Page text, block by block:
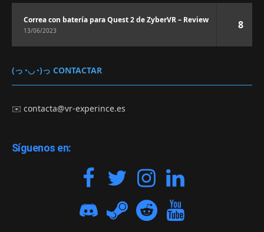
Correa con batería para Quest 2 de ZyberVR – Review
13/06/2023 8
(っ◔◡◔)っ CONTACTAR
✉️contacta@vr-experince.es
Síguenos en: